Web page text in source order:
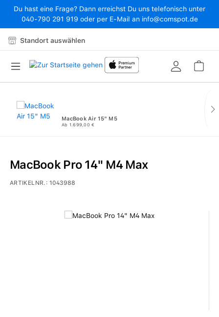
Zum Hauptinhalt springen
Du hast eine Frage? Dann erreichst Du uns telefonisch unter
040-790 291 919 oder per E-Mail an info@comspot.de
Standort auswählen
MacBook Air 15" M5
Ab 1.699,00 €
Bildergalerie überspringen
MacBook Pro 14" M4 Max
ARTIKELNR.:1043988